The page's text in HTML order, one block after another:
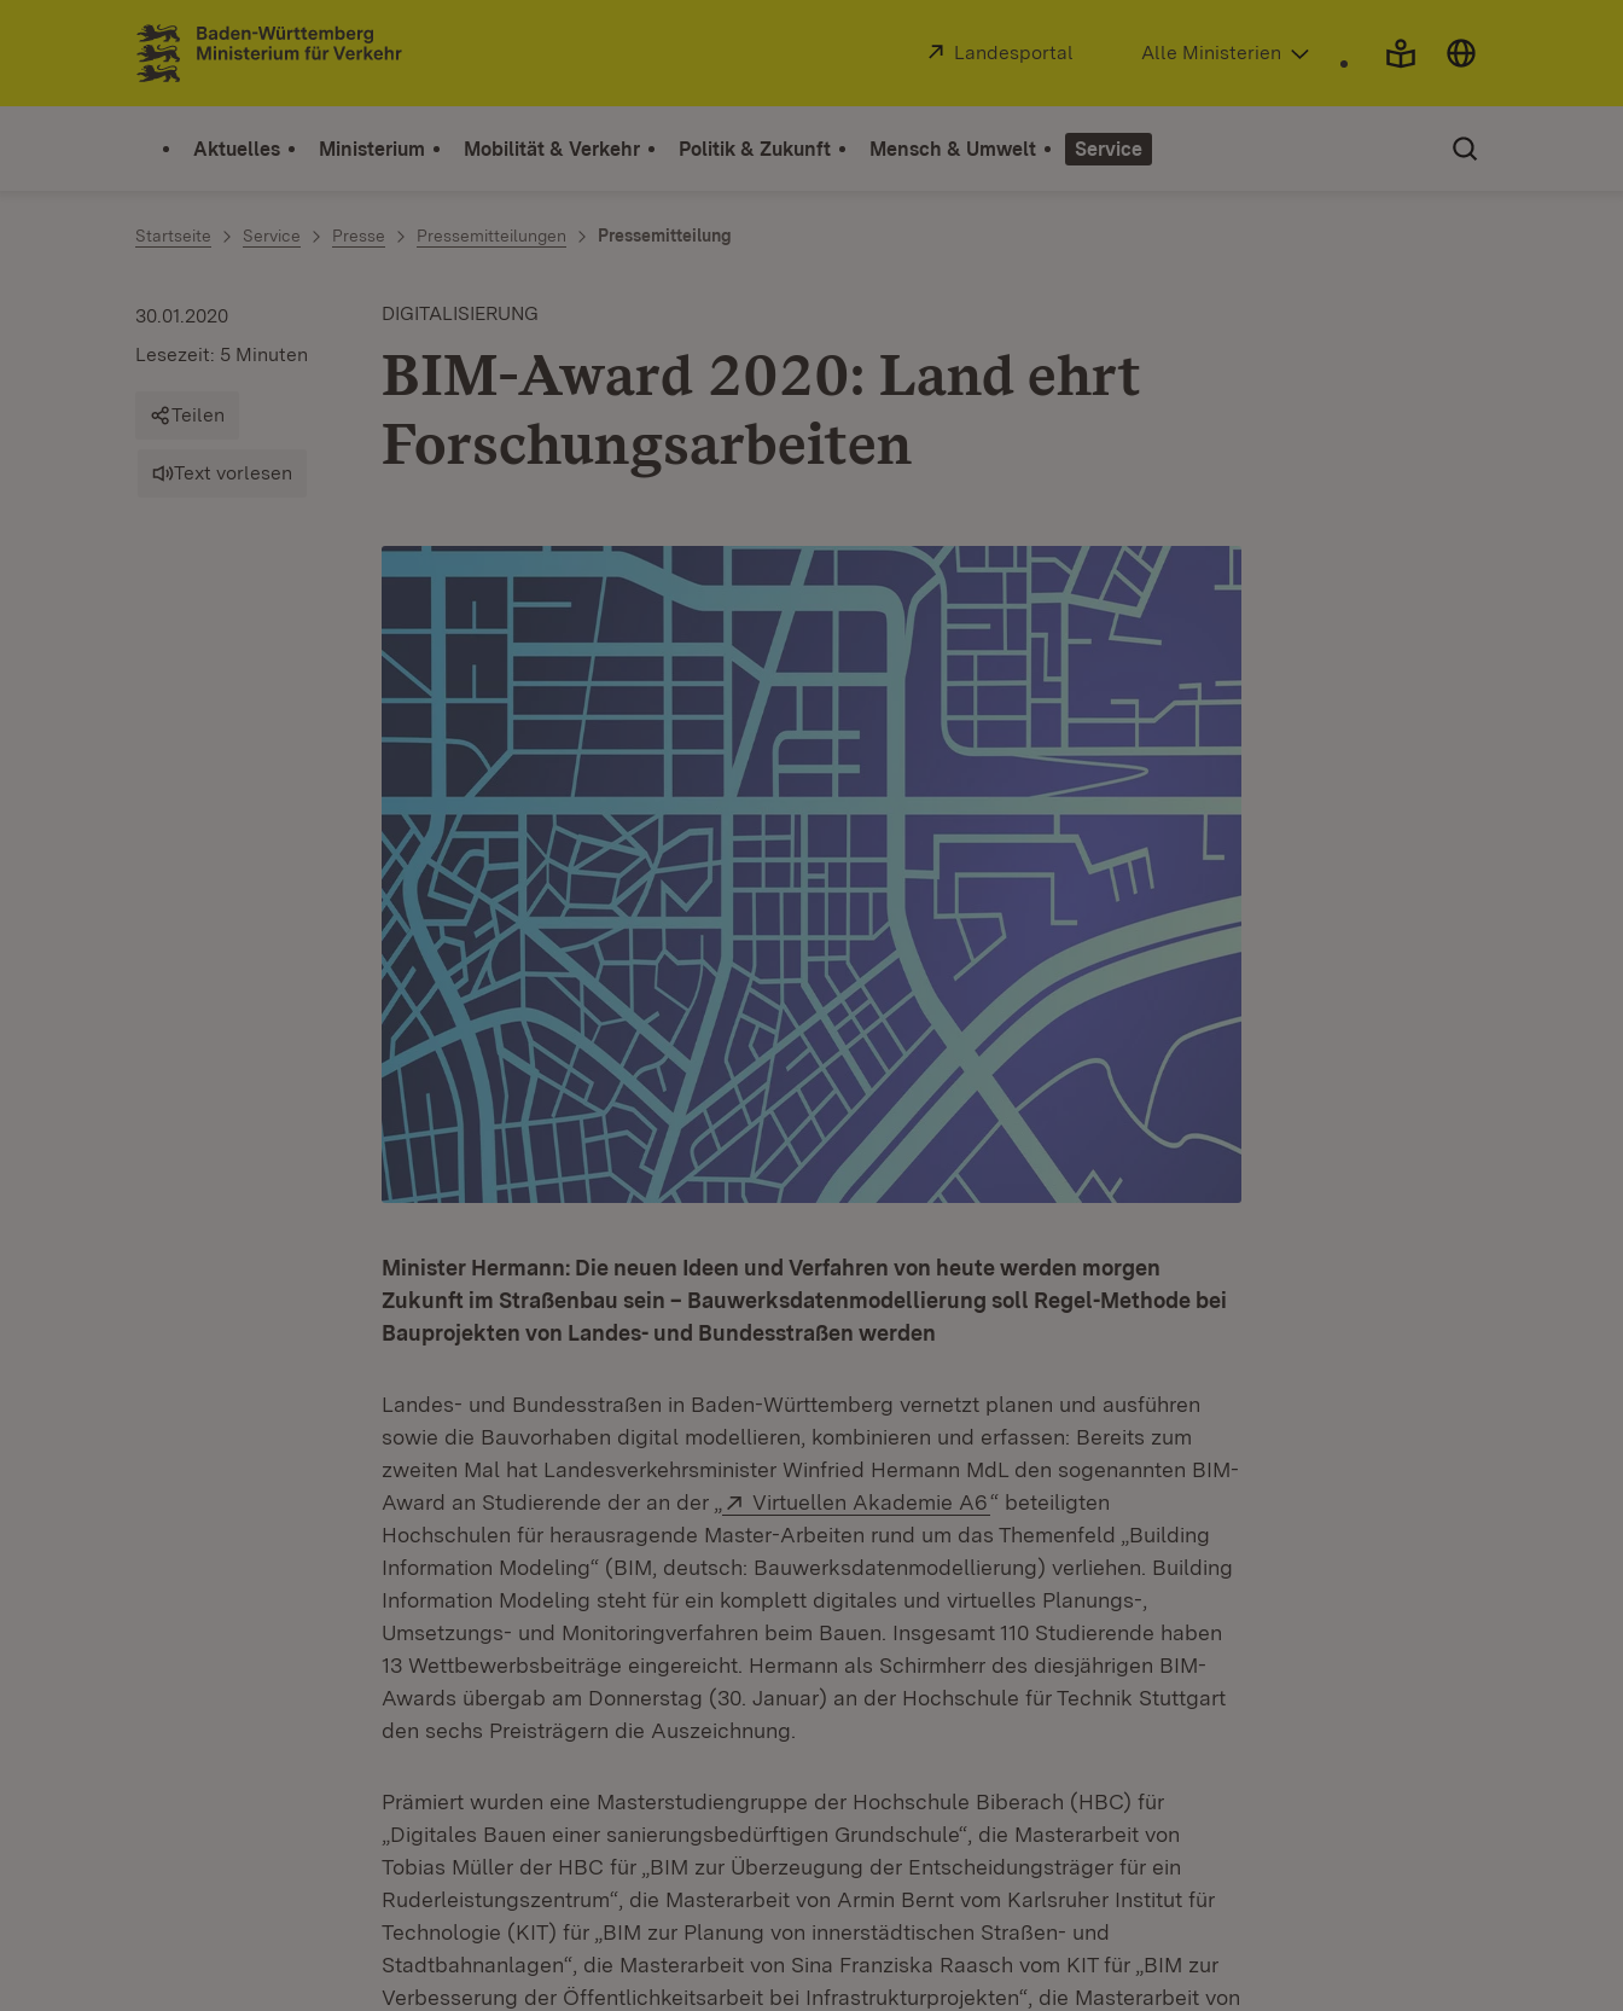
Zum Inhalt springen
Link zur Startseite
Extern:
Landesportal (Öffnet in neuem Fenster)
Alle Ministerien
Aktuelles Ministerium Mobilität & Verkehr Politik & Zukunft Mensch & Umwelt Service
Startseite Service Presse Pressemitteilungen Pressemitteilung
DIGITALISIERUNG
BIM-Award 2020: Land ehrt
Forschungsarbeiten
30.01.2020
Lesezeit: 5 Minuten
Teilen
Text vorlesen
Minister Hermann: Die neuen Ideen und Verfahren von heute werden morgen
Zukunft im Straßenbau sein – Bauwerksdatenmodellierung soll Regel-Methode bei
Bauprojekten von Landes- und Bundesstraßen werden
Landes- und Bundesstraßen in Baden-Württemberg vernetzt planen und ausführen
sowie die Bauvorhaben digital modellieren, kombinieren und erfassen: Bereits zum
zweiten Mal hat Landesverkehrsminister Winfried Hermann MdL den sogenannten BIM-
Award an Studierende der an der „
Extern:
Virtuellen Akademie A6(Öffnet in neuem Fenster)
“ beteiligten
Hochschulen für herausragende Master-Arbeiten rund um das Themenfeld „Building
Information Modeling“ (BIM, deutsch: Bauwerksdatenmodellierung) verliehen. Building
Information Modeling steht für ein komplett digitales und virtuelles Planungs-,
Umsetzungs- und Monitoringverfahren beim Bauen. Insgesamt 110 Studierende haben
13 Wettbewerbsbeiträge eingereicht. Hermann als Schirmherr des diesjährigen BIM-
Awards übergab am Donnerstag (30. Januar) an der Hochschule für Technik Stuttgart
den sechs Preisträgern die Auszeichnung.
Prämiert wurden eine Masterstudiengruppe der Hochschule Biberach (HBC) für
„Digitales Bauen einer sanierungsbedürftigen Grundschule“, die Masterarbeit von
Tobias Müller der HBC für „BIM zur Überzeugung der Entscheidungsträger für ein
Ruderleistungszentrum“, die Masterarbeit von Armin Bernt vom Karlsruher Institut für
Technologie (KIT) für „BIM zur Planung von innerstädtischen Straßen- und
Stadtbahnanlagen“, die Masterarbeit von Sina Franziska Raasch vom KIT für „BIM zur
Verbesserung der Öffentlichkeitsarbeit bei Infrastrukturprojekten“, die Masterarbeit von